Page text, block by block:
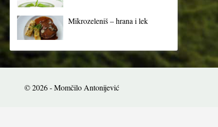
Mikrozeleniš – hrana i lek
© 2026 - Momčilo Antonijević